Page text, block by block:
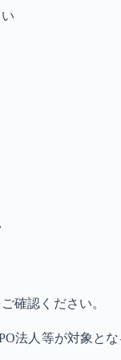
確認ください。
法人等が対象とな